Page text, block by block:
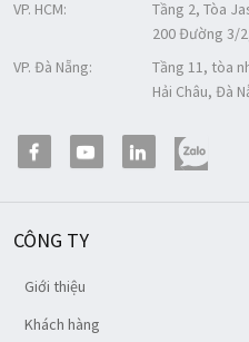
VP. HCM:
Tầng 2, Tòa
200 Đường 3/
VP. Đà Nẵng:
Tầng 11, tòa
Hải Châu, Đà
CÔNG TY
Giới thiệu
Khách hàng